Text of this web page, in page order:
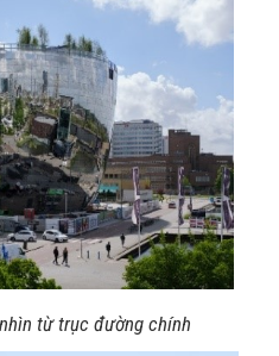
từ trục đường chính